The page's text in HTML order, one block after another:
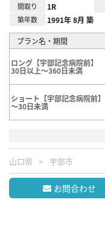
間取り 1R
築年数 1991年 8月 築
プラン名・期間
ロング【宇部記念病院前】
30日以上～360日未満
ショート【宇部記念病院前】
～30日未満
山口県 宇部市
お問合わせ